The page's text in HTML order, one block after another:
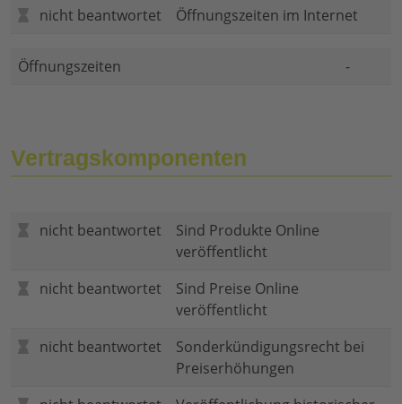
nicht beantwortet
Öffnungszeiten im Internet
Öffnungszeiten -
Vertragskomponenten
nicht beantwortet
Sind Produkte Online
veröffentlicht
nicht beantwortet
Sind Preise Online
veröffentlicht
nicht beantwortet
Sonderkündigungsrecht bei
Preiserhöhungen